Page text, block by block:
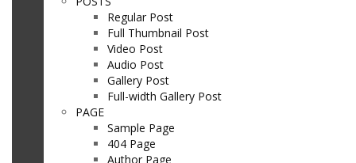
Regular Post
Full Thumbnail Post
Video Post
Audio Post
Gallery Post
Full-width Gallery Post
PAGE
Sample Page
404 Page
Author Page